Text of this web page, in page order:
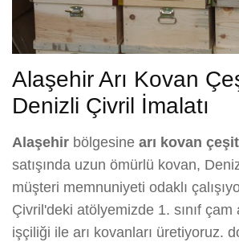
Alaşehir Arı Kovan
Denizli Çivril İmalatı
Alaşehir bölgesine arı kovan
satışında uzun ömürlü kovan,
müşteri memnuniyeti odaklı
Çivril'deki atölyemizde 1. sınıf çam
işçiliği ile arı kovanları üretiyoruz.